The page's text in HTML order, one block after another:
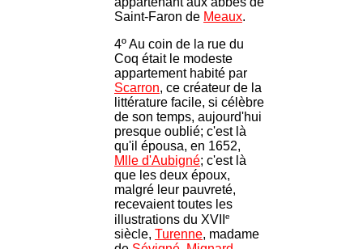
Saint-Faron de Meaux.
4º Au coin de la rue du
Coq était le modeste
appartement habité par
Scarron, ce créateur de la
littérature facile, si célèbre
de son temps, aujourd'hui
presque oublié; c'est là
qu'il épousa, en 1652,
Mlle d'Aubigné; c'est là
que les deux époux,
malgré leur pauvreté,
recevaient toutes les
illustrations du XVII
e
siècle, Turenne, madame